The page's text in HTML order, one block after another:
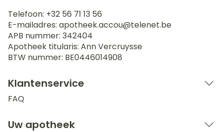
Telefoon: +32 56 71 13 56
E-mailadres: apotheek.accou@telenet.be
APB nummer: 342404
Apotheek titularis: Ann Vercruysse
BTW nummer: BE0446014908
Klantenservice
FAQ
Uw apotheek